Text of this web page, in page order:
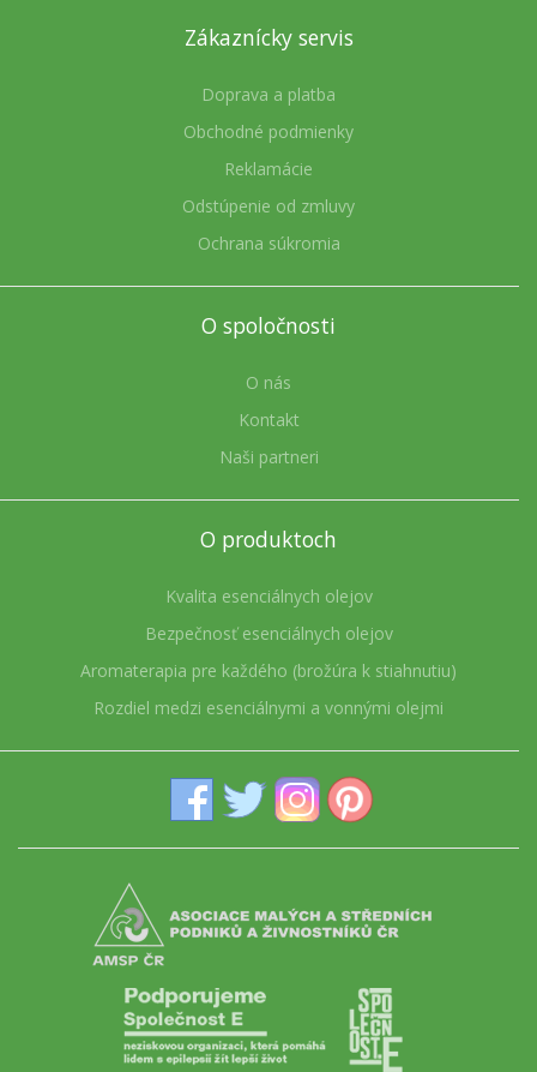
Zákaznícky servis
Doprava a platba
Obchodné podmienky
Reklamácie
Odstúpenie od zmluvy
Ochrana súkromia
O spoločnosti
O nás
Kontakt
Naši partneri
O produktoch
Kvalita esenciálnych olejov
Bezpečnosť esenciálnych olejov
Aromaterapia pre každého (brožúra k stiahnutiu)
Rozdiel medzi esenciálnymi a vonnými olejmi